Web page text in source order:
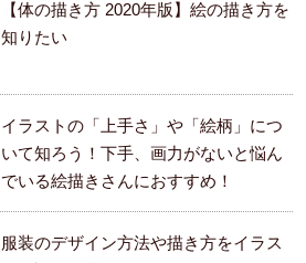
【体の描き方 2020年版】絵の描き方を
知りたい
イラストの「上手さ」や「絵柄」につ
いて知ろう！下手、画力がないと悩ん
でいる絵描きさんにおすすめ！
服装のデザイン方法や描き方をイラス